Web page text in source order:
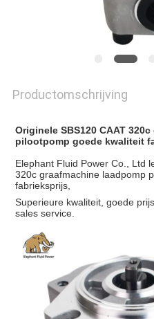
Productomschrijving
Originele SBS120 CAAT
pilootpomp goede kwaliteit
Elephant Fluid Power Co., Ltd
320c graafmachine laadpomp
fabrieksprijs,
Superieure kwaliteit, goede
sales service.